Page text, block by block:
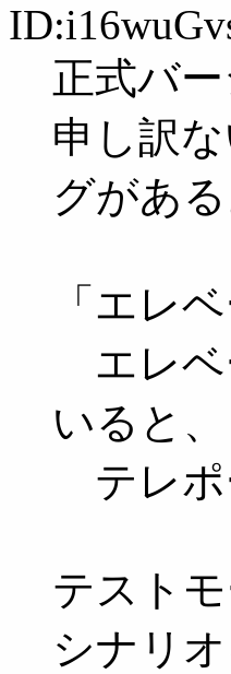
正式バ
申し訳
グがある
「エレ
エレベ
いると、
テレポ
テスト
シナリ